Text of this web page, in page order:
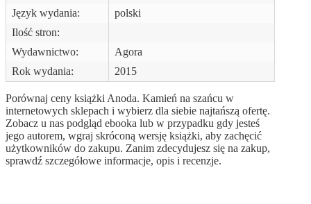
Język wydania:
polski
Ilość stron:
Wydawnictwo:
Agora
Rok wydania:
2015
Porównaj ceny książki Anoda. Kamień na szańcu w
internetowych sklepach i wybierz dla siebie najtańszą ofertę.
Zobacz u nas podgląd ebooka lub w przypadku gdy jesteś
jego autorem, wgraj skróconą wersję książki, aby zachęcić
użytkowników do zakupu. Zanim zdecydujesz się na zakup,
sprawdź szczegółowe informacje, opis i recenzje.